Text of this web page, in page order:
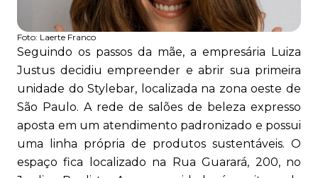
Foto: Laerte Franco
Seguindo os passos da mãe, a empresária Luiza
Justus decidiu empreender e abrir sua primeira
unidade do Stylebar, localizada na zona oeste de
São Paulo. A rede de salões de beleza expresso
aposta em um atendimento padronizado e possui
uma linha própria de produtos sustentáveis. O
espaço fica localizado na Rua Guarará, 200, no